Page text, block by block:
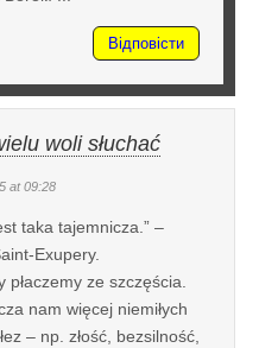
Відповісти
woli słuchać
at 09:28
taka tajemnicza.” –
Exupery.
płaczemy ze szczęścia.
nam więcej niemiłych
– np. złość, bezsilność,